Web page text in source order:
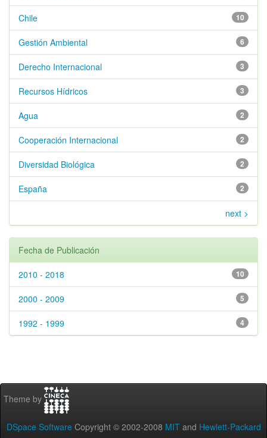
10
Chile
6
Gestión Ambiental
3
Derecho Internacional
3
Recursos Hídricos
2
Agua
2
Cooperación Internacional
2
Diversidad Biológica
2
España
next >
Fecha de Publicación
10
2010 - 2018
5
2000 - 2009
4
1992 - 1999
Theme by
DSpace Software Copyright © 2002-2008 MIT and Hewlett-Packard